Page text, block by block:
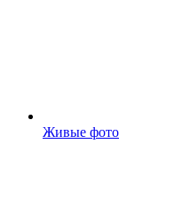
Живые фото